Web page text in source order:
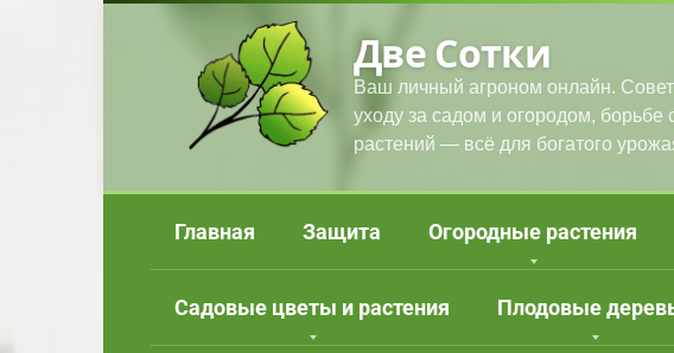
Две Сотки
Ваш личный агроном онлайн.
уходу за садом и огородом, борьбе
растений — всё для богатого
Главная Защита Огородные растения
Садовые цветы и растения Плодовые